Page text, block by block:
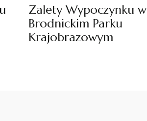
Zalety Wypoczynku w
Brodnickim Parku
Krajobrazowym